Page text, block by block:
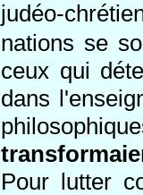
judéo-
nations se
ceux qui
dans
Pour lutter